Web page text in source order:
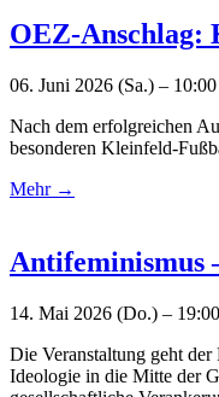
OEZ-Anschlag:
06. Juni 2026 (Sa.) –
Nach dem erfolgreichen
besonderen Kleinfeld-
Mehr →
Antifeminismus
14. Mai 2026 (Do.) –
Die Veranstaltung geht
Ideologie in die Mitte der